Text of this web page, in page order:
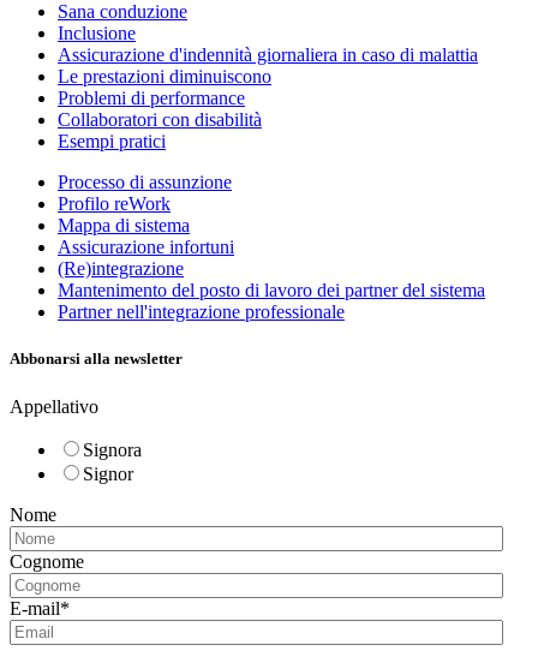
Sana conduzione
Inclusione
Assicurazione d'indennità giornaliera in caso di malattia
Le prestazioni diminuiscono
Problemi di performance
Collaboratori con disabilità
Esempi pratici
Processo di assunzione
Profilo reWork
Mappa di sistema
Assicurazione infortuni
(Re)integrazione
Mantenimento del posto di lavoro dei partner del sistema
Partner nell'integrazione professionale
Abbonarsi alla newsletter
Appellativo
Signora
Signor
Nome
Cognome
E-mail*